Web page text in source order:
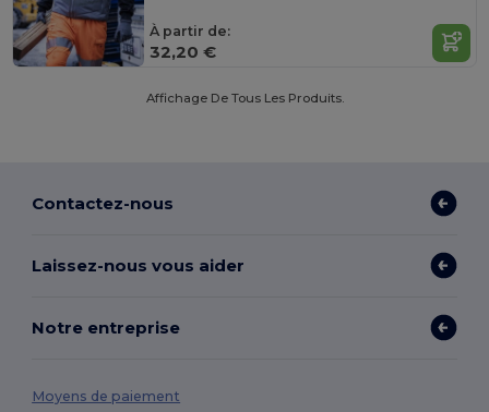
À partir de:
32,20 €
Affichage De Tous Les Produits.
Contactez-nous
Laissez-nous vous aider
Notre entreprise
Moyens de paiement